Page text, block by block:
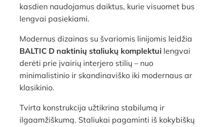
kasdien naudojamus daiktus, kurie visuomet bus
lengvai pasiekiami.
Modernus dizainas su švariomis linijomis leidžia
BALTIC D naktinių staliukų komplektui lengvai
derėti prie įvairių interjero stilių – nuo
minimalistinio ir skandinaviško iki modernaus ar
klasikinio.
Tvirta konstrukcija užtikrina stabilumą ir
ilgaamžiškumą. Staliukai pagaminti iš kokybiškų